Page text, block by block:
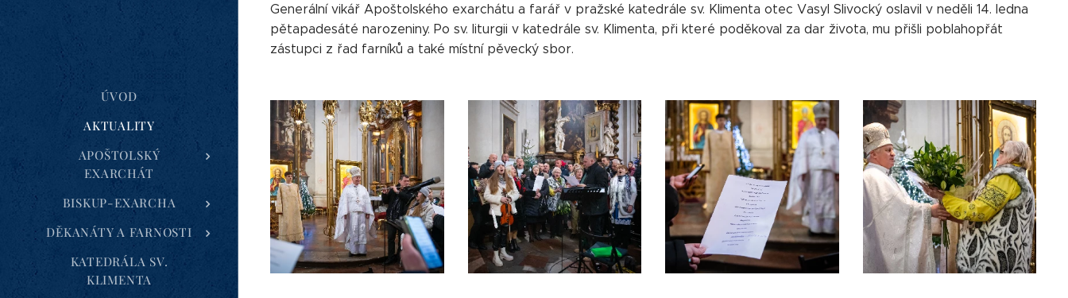
ÚVOD
AKTUALITY
APOŠTOLSKÝ
EXARCHÁT
BISKUP-EXARCHA
DĚKANÁTY A FARNOSTI
KATEDRÁLA SV.
KLIMENTA
Generální vikář Apoštolského exarchátu a farář v pražské katedrále sv. Klimenta otec Vasyl Slivocký oslavil v neděli 14. ledna
pětapadesáté narozeniny. Po sv. liturgii v katedrále sv. Klimenta, při které poděkoval za dar života, mu přišli poblahopřát
zástupci z řad farníků a také místní pěvecký sbor.